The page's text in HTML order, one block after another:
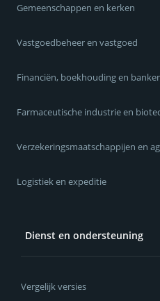
Gemeenschappen en kerken
Vastgoedbeheer en vastgoed
Financiën, boekhouding en
Farmaceutische industrie en
Verzekeringsmaatschappijen en
Logistiek en expeditie
Dienst en ondersteuning
Vergelijk versies